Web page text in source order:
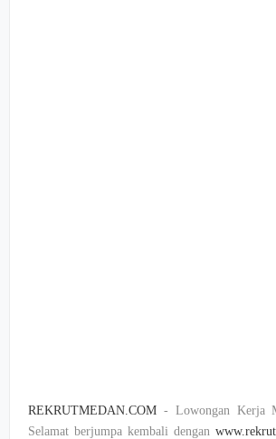
REKRUTMEDAN.COM - Lowongan Kerja
Selamat berjumpa kembali dengan